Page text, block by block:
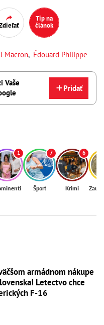
Tip na
článok
Macron, Édouard Philippe
Vaše
Pridať
1 7
Šport
6
Krimi
armádnom nákupe
Letectvo chce
F-16